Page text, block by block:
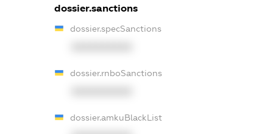
dossier.sanctions
dossier.specSanctions
dossier.rnboSanctions
dossier.amkuBlackList